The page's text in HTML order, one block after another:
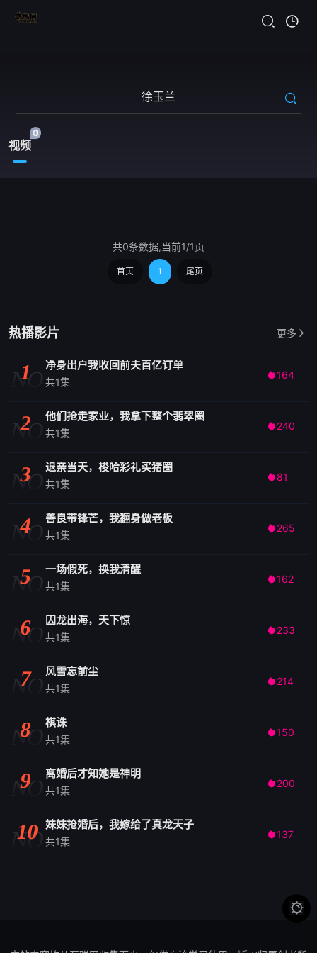
视频
0
共0条数据,当前1/1页
首页 1 尾页
热播影片 更多
NO
1 净身出户我收回前夫百亿订单
共1集
164
NO
2 他们抢走家业，我拿下整个翡翠圈
共1集
 240
NO
3 退亲当天，梭哈彩礼买猪圈
共1集
 81
NO
4 善良带锋芒，我翻身做老板
共1集
 265
NO
5 一场假死，换我清醒
共1集
162
NO
6 囚龙出海，天下惊
共1集
 233
NO
7 风雪忘前尘
共1集
 214
NO
8 棋诛
共1集
150
NO
9 离婚后才知她是神明
共1集
 200
NO
10 妹妹抢婚后，我嫁给了真龙天子
共1集
137
